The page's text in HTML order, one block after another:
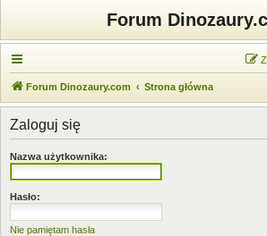
Forum
Forum Dinozaury.com Strona główna
Zaloguj się
Nazwa użytkownika:
Hasło:
Nie pamiętam hasła